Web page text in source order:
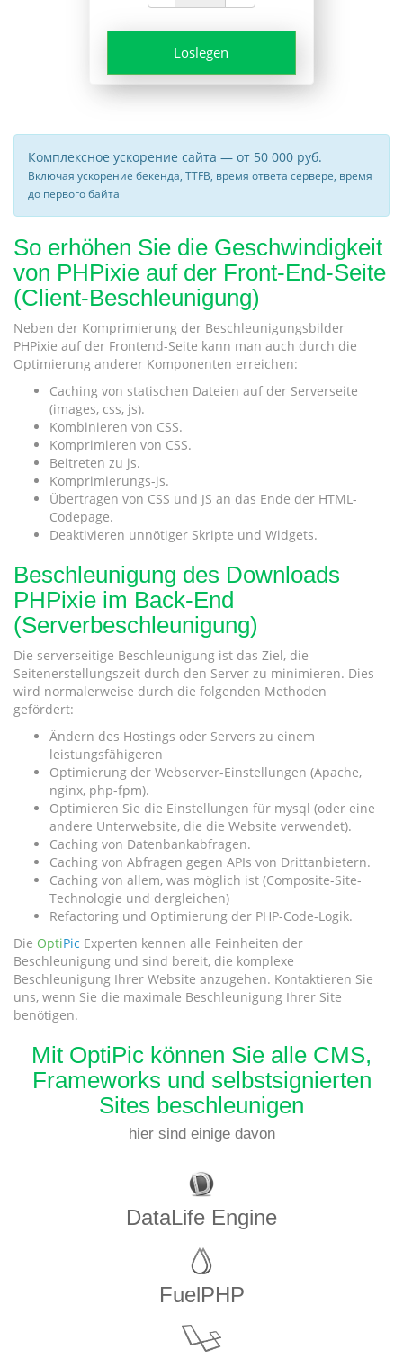
Loslegen
Комплексное ускорение сайта — от 50 000 руб.
Включая ускорение бекенда, TTFB, время ответа сервере, время
до первого байта
So erhöhen Sie die Geschwindigkeit
von PHPixie auf der Front-End-Seite
(Client-Beschleunigung)
Neben der Komprimierung der Beschleunigungsbilder
PHPixie auf der Frontend-Seite kann man auch durch die
Optimierung anderer Komponenten erreichen:
Caching von statischen Dateien auf der Serverseite
(images, css, js).
Kombinieren von CSS.
Komprimieren von CSS.
Beitreten zu js.
Komprimierungs-js.
Übertragen von CSS und JS an das Ende der HTML-
Codepage.
Deaktivieren unnötiger Skripte und Widgets.
Beschleunigung des Downloads
PHPixie im Back-End
(Serverbeschleunigung)
Die serverseitige Beschleunigung ist das Ziel, die
Seitenerstellungszeit durch den Server zu minimieren. Dies
wird normalerweise durch die folgenden Methoden
gefördert:
Ändern des Hostings oder Servers zu einem
leistungsfähigeren
Optimierung der Webserver-Einstellungen (Apache,
nginx, php-fpm).
Optimieren Sie die Einstellungen für mysql (oder eine
andere Unterwebsite, die die Website verwendet).
Caching von Datenbankabfragen.
Caching von Abfragen gegen APIs von Drittanbietern.
Caching von allem, was möglich ist (Composite-Site-
Technologie und dergleichen)
Refactoring und Optimierung der PHP-Code-Logik.
Die OptiPic Experten kennen alle Feinheiten der
Beschleunigung und sind bereit, die komplexe
Beschleunigung Ihrer Website anzugehen. Kontaktieren Sie
uns, wenn Sie die maximale Beschleunigung Ihrer Site
benötigen.
Mit OptiPic können Sie alle CMS,
Frameworks und selbstsignierten
Sites beschleunigen
hier sind einige davon
DataLife Engine
FuelPHP